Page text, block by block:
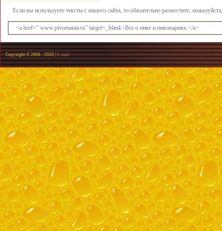
Если вы используете тексты с нашего сайта, то обязательно разместите,
<a href=” www.pivomania.ru” target=_blank>Все о пиве и пивоварнях.</a>
Copyright © 2006 -2026 |E-mail